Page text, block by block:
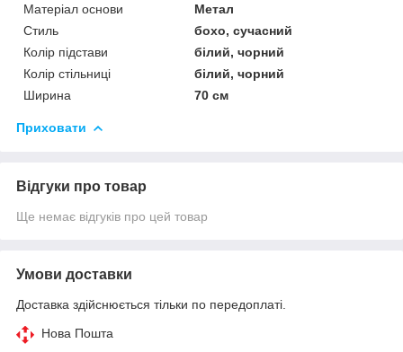
Матеріал основи
Метал
Стиль
бохо, сучасний
Колір підстави
білий, чорний
Колір стільниці
білий, чорний
Ширина
70 см
Приховати
Відгуки про товар
Ще немає відгуків про цей товар
Умови доставки
Доставка здійснюється тільки по передоплаті.
Нова Пошта